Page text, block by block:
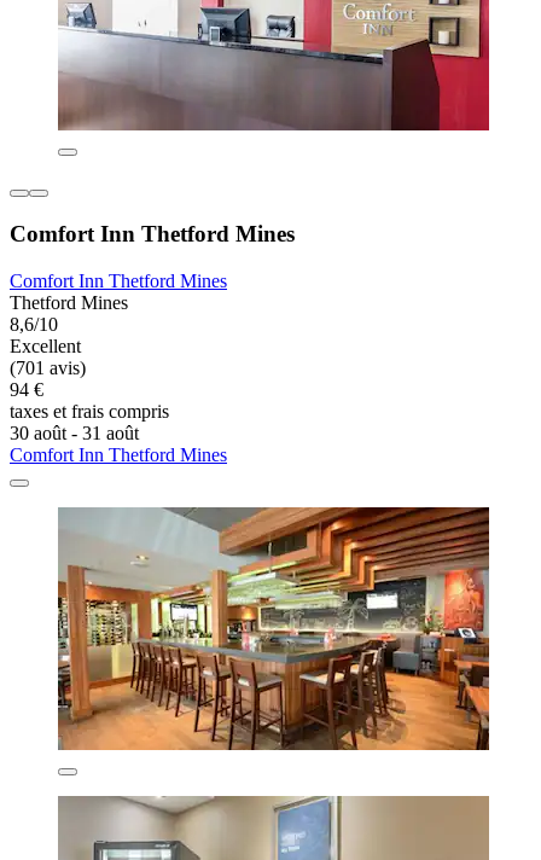
Comfort Inn Thetford Mines
Comfort Inn Thetford Mines
Thetford Mines
8,6/10
Excellent
(701 avis)
94 €
taxes et frais compris
30 août - 31 août
Comfort Inn Thetford Mines